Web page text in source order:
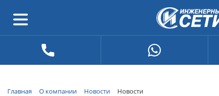
Главная О компании Новости Новости